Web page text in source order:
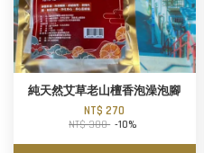
純天然艾草老山檀香泡澡泡腳
NT$ 270
NT$ 300 -10%